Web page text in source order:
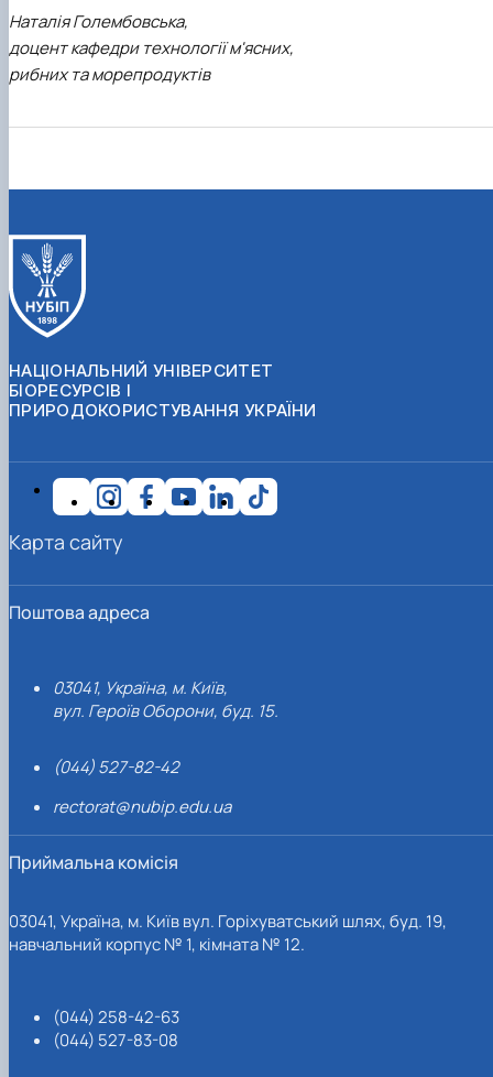
Наталія Голембовська,
доцент кафедри технології м'ясних,
рибних та морепродуктів
НАЦІОНАЛЬНИЙ УНІВЕРСИТЕТ
БІОРЕСУРСІВ І
ПРИРОДОКОРИСТУВАННЯ УКРАЇНИ
Поштова адреса
03041, Україна, м. Київ,
вул. Героїв Оборони, буд. 15.
(044) 527-82-42
rectorat@nubip.edu.ua
Приймальна комісія
03041, Україна, м. Київ вул. Горіхуватський шлях, буд. 19,
навчальний корпус № 1, кімната № 12.
(044) 258-42-63
(044) 527-83-08
Карта сайту